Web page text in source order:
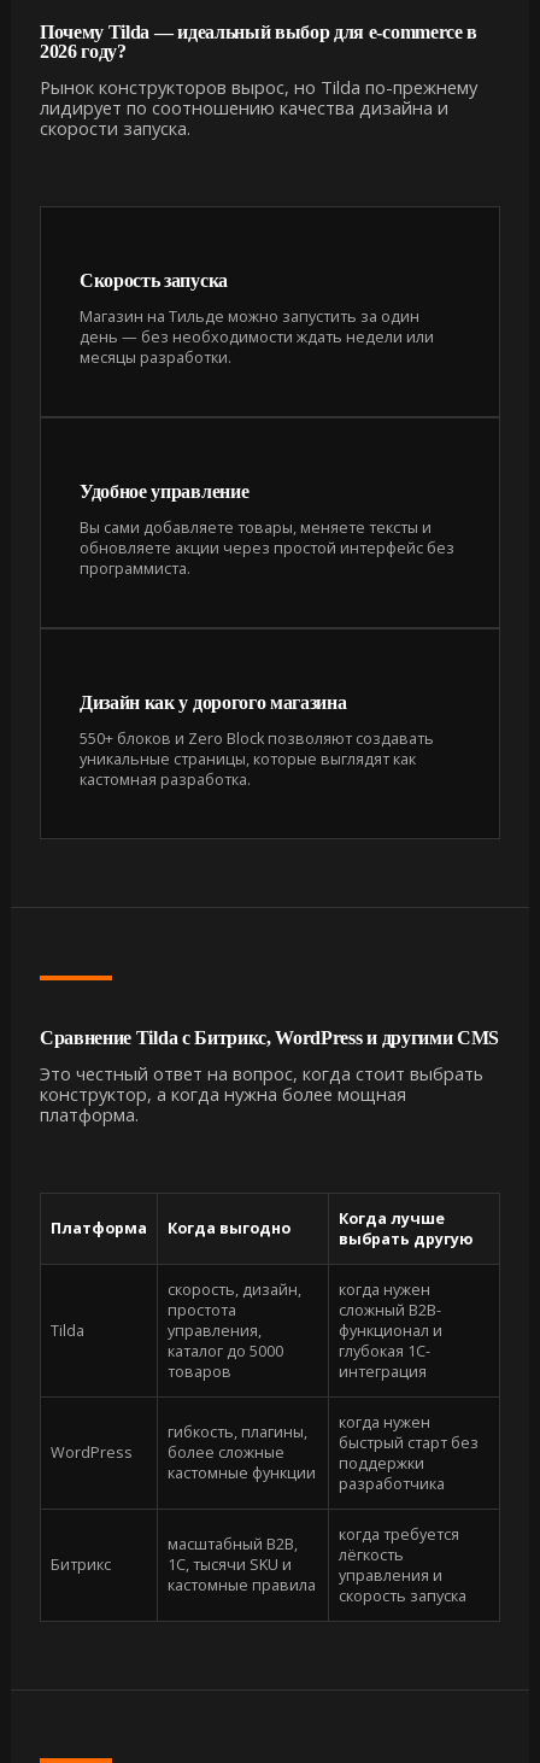
Почему Tilda — идеальный выбор для e-commerce в
2026 году?
Рынок конструкторов вырос, но Tilda по-прежнему
лидирует по соотношению качества дизайна и
скорости запуска.
Скорость запуска
Магазин на Тильде можно запустить за один
день — без необходимости ждать недели или
месяцы разработки.
Удобное управление
Вы сами добавляете товары, меняете тексты и
обновляете акции через простой интерфейс без
программиста.
Дизайн как у дорогого магазина
550+ блоков и Zero Block позволяют создавать
уникальные страницы, которые выглядят как
кастомная разработка.
Сравнение Tilda с Битрикс, WordPress и другими CMS
Это честный ответ на вопрос, когда стоит выбрать
конструктор, а когда нужна более мощная
платформа.
Платформа Когда выгодно
Когда лучше
выбрать другую
Tilda
скорость, дизайн,
простота
управления,
каталог до 5000
товаров
когда нужен
сложный B2B-
функционал и
глубокая 1С-
интеграция
WordPress
гибкость, плагины,
более сложные
кастомные функции
когда нужен
быстрый старт без
поддержки
разработчика
Битрикс
масштабный B2B,
1С, тысячи SKU и
кастомные правила
когда требуется
лёгкость
управления и
скорость запуска